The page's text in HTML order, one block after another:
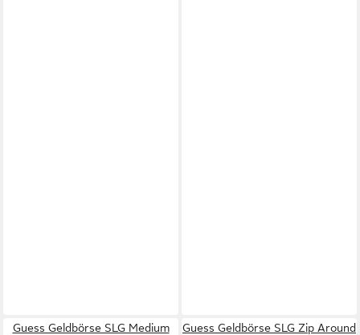
Guess Geldbörse SLG Medium
Guess Geldbörse SLG Zip Around